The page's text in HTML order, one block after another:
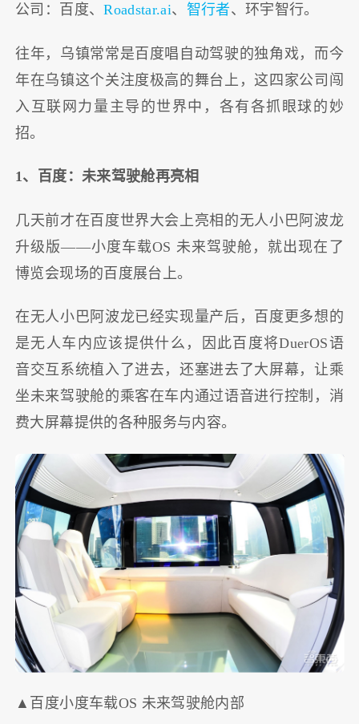
公司：百度、Roadstar.ai、 智行者、环宇智行。
往年，乌镇常常是百度唱自动驾驶的独角戏，而今
年在乌镇这个关注度极高的舞台上，这四家公司闯
入互联网力量主导的世界中，各有各抓眼球的妙
招。
1、百度：未来驾驶舱再亮相
几天前才在百度世界大会上亮相的无人小巴阿波龙
升级版——小度车载OS 未来驾驶舱，就出现在了
博览会现场的百度展台上。
在无人小巴阿波龙已经实现量产后，百度更多想的
是无人车内应该提供什么，因此百度将DuerOS语
音交互系统植入了进去，还塞进去了大屏幕，让乘
坐未来驾驶舱的乘客在车内通过语音进行控制，消
费大屏幕提供的各种服务与内容。
▲百度小度车载OS 未来驾驶舱内部